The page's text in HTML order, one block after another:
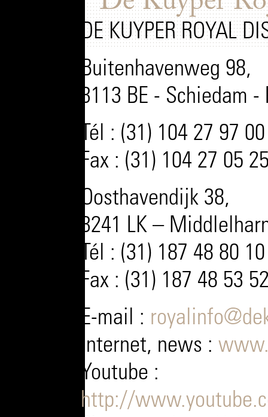
DE KUYPER ROYAL
Buitenhavenweg 98,
3113 BE - Schiedam
Tél : (31) 104 27 97 00
Fax : (31) 104 27 05
Oosthavendijk 38,
3241 LK –
Tél : (31) 187 48 80 10
Fax : (31) 187 48 53
E-mail :
Internet, news :
Youtube :
http://